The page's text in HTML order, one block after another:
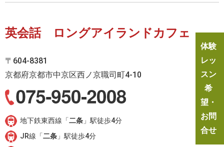
英会話 ロングアイランドカフェ
〒604-8381
京都府京都市中京区西ノ京職司町4-10
地下鉄東西線「二条 」駅徒歩4分
JR線「二条 」駅徒歩4分
体験
レッ
スン
希
望・
お問
合せ